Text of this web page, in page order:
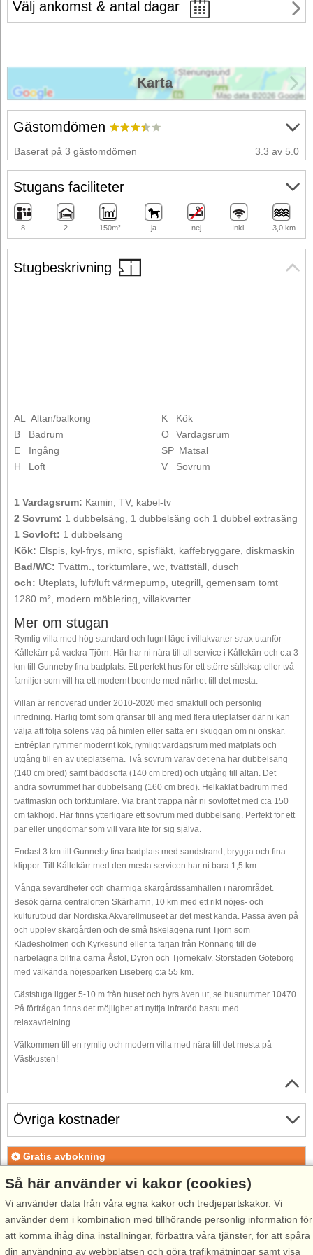
Välj ankomst & antal dagar
Stugbeskrivning
AL
Altan/balkong
B
Badrum
E
Ingång
H
Loft
K
Kök
O
Vardagsrum
SP Matsal
V
Sovrum
1 Vardagsrum: Kamin, TV, kabel-tv
2 Sovrum: 1 dubbelsäng, 1 dubbelsäng och 1 dubbel extrasäng
1 Sovloft: 1 dubbelsäng
Kök: Elspis, kyl-frys, mikro, spisfläkt, kaffebryggare, diskmaskin
Bad/WC: Tvättm., torktumlare, wc, tvättställ, dusch
och: Uteplats, luft/luft värmepump, utegrill, gemensam tomt
1280 m², modern möblering, villakvarter
Mer om stugan
Rymlig villa med hög standard och lugnt läge i villakvarter strax utanför
Kållekärr på vackra Tjörn. Här har ni nära till all service i Kållekärr och c:a 3
km till Gunneby fina badplats. Ett perfekt hus för ett större sällskap eller två
familjer som vill ha ett modernt boende med närhet till det mesta.
Villan är renoverad under 2010-2020 med smakfull och personlig
inredning. Härlig tomt som gränsar till äng med flera uteplatser där ni kan
välja att följa solens väg på himlen eller sätta er i skuggan om ni önskar.
Entréplan rymmer modernt kök, rymligt vardagsrum med matplats och
utgång till en av uteplatserna. Två sovrum varav det ena har dubbelsäng
(140 cm bred) samt bäddsoffa (140 cm bred) och utgång till altan. Det
andra sovrummet har dubbelsäng (160 cm bred). Helkaklat badrum med
tvättmaskin och torktumlare. Via brant trappa når ni sovloftet med c:a 150
cm takhöjd. Här finns ytterligare ett sovrum med dubbelsäng. Perfekt för ett
par eller ungdomar som vill vara lite för sig själva.
Endast 3 km till Gunneby fina badplats med sandstrand, brygga och fina
klippor. Till Kållekärr med den mesta servicen har ni bara 1,5 km.
Många sevärdheter och charmiga skärgårdssamhällen i närområdet.
Besök gärna centralorten Skärhamn, 10 km med ett rikt nöjes- och
kulturutbud där Nordiska Akvarellmuseet är det mest kända. Passa även på
och upplev skärgården och de små fiskelägena runt Tjörn som
Klädesholmen och Kyrkesund eller ta färjan från Rönnäng till de
närbelägna bilfria öarna Åstol, Dyrön och Tjörnekalv. Storstaden Göteborg
med välkända nöjesparken Liseberg c:a 55 km.
Gäststuga ligger 5-10 m från huset och hyrs även ut, se husnummer 10470.
På förfrågan finns det möjlighet att nyttja infraröd bastu med
relaxavdelning.
Välkommen till en rymlig och modern villa med nära till det mesta på
Västkusten!
Gästomdömen
Baserat på 3 gästomdömen 3.3 av 5.0
Stugans faciliteter
8 2 150m² ja nej Inkl. 3,0 km
Övriga kostnader
Gratis avbokning
ankomster under perioden 18/7-2026 till 1/1-2027
Gratis avbokning fram till 35 dagar före ankomst. Gäller för
ankomster under perioden 2/1-2027 till 7/1-2028
Se villkor här
Karta
Så här använder vi kakor (cookies)
Vi använder data från våra egna kakor och tredjepartskakor. Vi
använder dem i kombination med tillhörande personlig information för
att komma ihåg dina inställningar, förbättra våra tjänster, för att spåra
din användning av webbplatsen och göra trafikmätningar samt visa